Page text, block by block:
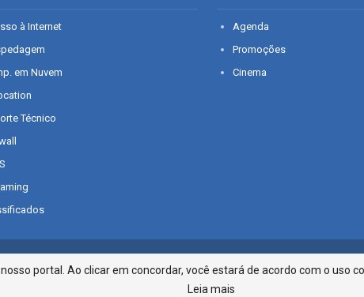
à Internet
em Nuvem
Técnico
Agenda
Promoções
Cinema
Infonet - Rua Monsenhor
portal. Ao clicar em concordar, você estará de acordo com o uso
Leia mais